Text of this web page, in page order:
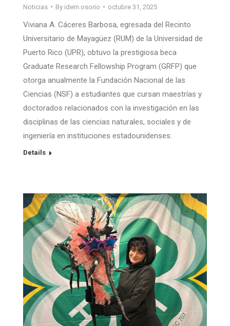
Noticias By idem.osorio octubre 31, 2025
Viviana A. Cáceres Barbosa, egresada del Recinto
Universitario de Mayagüez (RUM) de la Universidad de
Puerto Rico (UPR), obtuvo la prestigiosa beca
Graduate Research Fellowship Program (GRFP) que
otorga anualmente la Fundación Nacional de las
Ciencias (NSF) a estudiantes que cursan maestrías y
doctorados relacionados con la investigación en las
disciplinas de las ciencias naturales, sociales y de
ingeniería en instituciones estadounidenses.
Details